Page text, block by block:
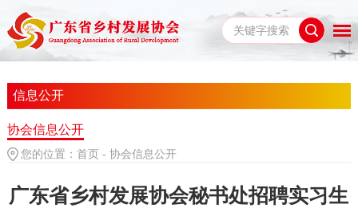
信息公开
协会信息公开
您的位置： 首页 - 协会信息公开
广东省乡村发展协会秘书处招聘实习生